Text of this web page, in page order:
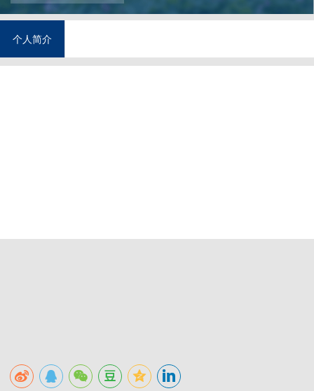
个人简介